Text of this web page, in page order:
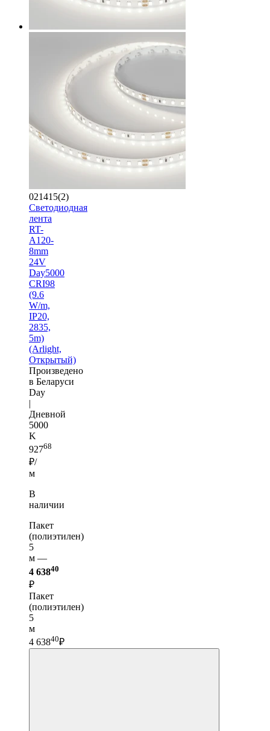
021415(2)
Светодиодная
лента
RT-
A120-
8mm
24V
Day5000
CRI98
(9.6
W/m,
IP20,
2835,
5m)
(Arlight,
Открытый)
Произведено
в Беларуси
Day
|
Дневной
5000
K
92768
₽/
м
В
наличии
Пакет
(полиэтилен)
5
м —
4 63840
₽
Пакет
(полиэтилен)
5
м
4 63840₽